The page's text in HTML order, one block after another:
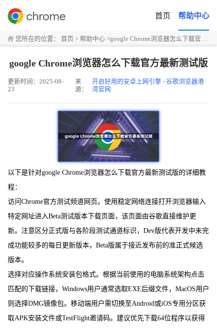
首页 帮助中心
您所在的位置： 首页 > 帮助中心 >google Chrome浏览器怎么下载官方最新测试版
google Chrome浏览器怎么下载官方最新测试版
更新时间：2025-08-
23
来
源：
开启好用的安卓上网引擎 - 谷歌浏览器港
湾官网
以下是针对google Chrome浏览器怎么下载官方最新测试版的详细教
程：
访问Chrome官方测试频道网页。使用稳定网络连接打开浏览器输入
特定网址进入Beta测试版本下载页面，该页面由谷歌直接维护更
新。注意区分正式版与各阶段测试通道标识，Dev版代表开发中未完
成功能较多的每日更新版本，Beta版属于接近发布前的准正式候选
版本。
选择对应操作系统安装包格式。根据当前使用的电脑系统架构点击
匹配的下载链接，Windows用户通常选取EXE后缀文件，MacOS用户
则选择DMG镜像包。移动端用户需切换至Android或iOS专用分区获
取APK安装文件或TestFlight邀请码。建议优先下载64位程序以获得